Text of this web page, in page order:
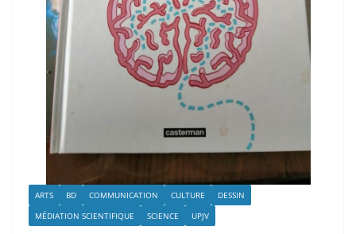
ARTS BD COMMUNICATION CULTURE
DESSIN
MÉDIATION SCIENTIFIQUE
SCIENCE UPJV